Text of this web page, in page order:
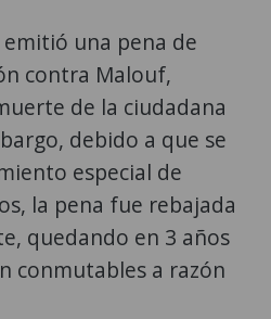
una pena de
contra Malouf,
de la ciudadana
debido a que se
especial de
la pena fue rebajada
quedando en 3 años
conmutables a razón